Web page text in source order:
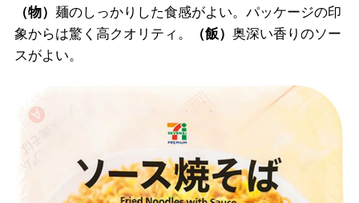
（物） 麺のしっかりした食感がよい。パッケージの印
象からは驚く高クオリティ。
（飯） 奥深い香りのソー
スがよい。